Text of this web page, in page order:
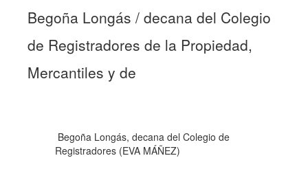
UPSANA
Contacto
Begoña Longás / decana del Colegio
de Registradores de la Propiedad,
Mercantiles y de
Begoña Longás, decana del Colegio de
Registradores (EVA MÁÑEZ)